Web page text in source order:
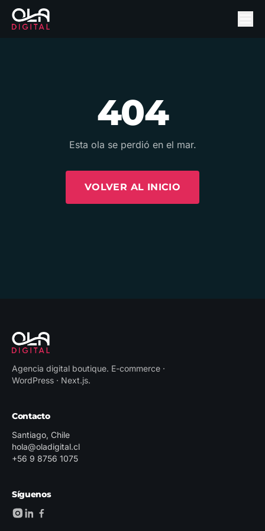
404
Esta ola se perdió en el mar.
VOLVER AL INICIO
Agencia digital boutique. E-commerce ·
WordPress · Next.js.
Contacto
Santiago, Chile
hola@oladigital.cl
+56 9 8756 1075
Síguenos